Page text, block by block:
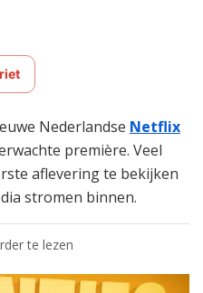
Nederlandse Netflix
première. Veel
aflevering te bekijken
stromen binnen.
te lezen